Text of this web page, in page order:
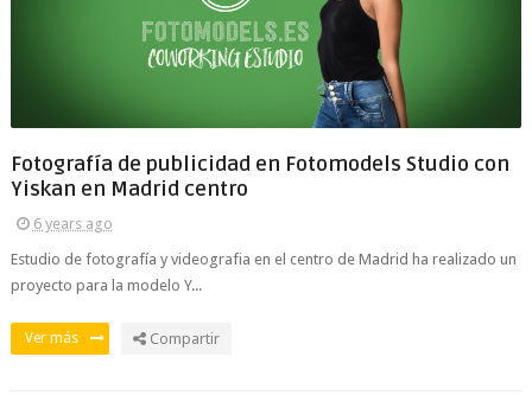
Fotografía de publicidad en Fotomodels Studio con
Yiskan en Madrid centro
6 years ago
Estudio de fotografía y videografia en el centro de Madrid ha realizado un
proyecto para la modelo Y...
Ver más Compartir